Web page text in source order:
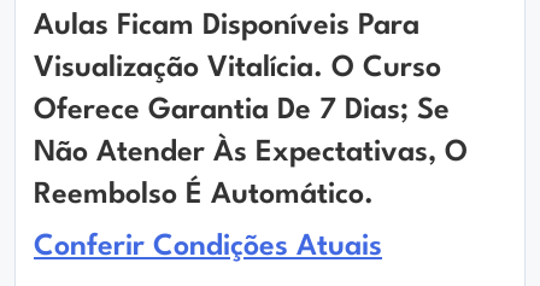
Aulas Ficam Disponíveis Para
Visualização Vitalícia. O Curso
Oferece Garantia De 7 Dias; Se
Não Atender Às Expectativas, O
Reembolso É Automático.
Conferir Condições Atuais